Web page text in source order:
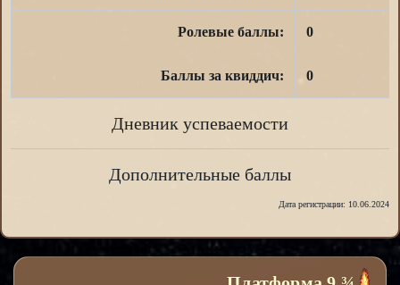
Ролевые баллы: 0
Баллы за квиддич: 0
Дневник успеваемости
Дополнительные баллы
Дата регистрации: 10.06.2024